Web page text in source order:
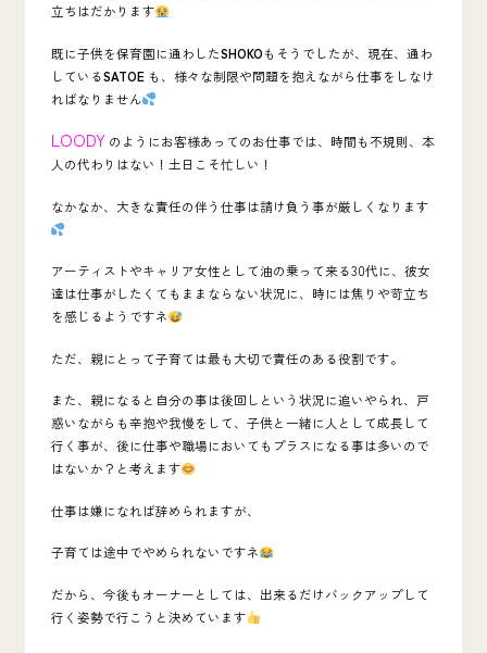
立ちはだかります
既に子供を保育園に通わしたSHOKOもそうでしたが、現在、通わ
しているSATOEも、様々な制限や問題を抱えながら仕事をしなけ
ればなりません
LOODYのようにお客様あってのお仕事では、時間も不規則、本
人の代わりはない！土日こそ忙しい！
なかなか、大きな責任の伴う仕事は請け負う事が厳しくなります
アーティストやキャリア女性として油の乗って来る30代に、彼女
達は仕事がしたくてもままならない状況に、時には焦りや苛立ち
を感じるようですネ
ただ、 親にとって子育ては最も大切で責任のある役割です。
また、親になると自分の事は後回しという状況に追いやられ、戸
惑いながらも辛抱や我慢をして、子供と一緒に人として成長して
行く事が、後に仕事や職場においてもプラスになる事は多いので
はないか？と考えます
仕事は嫌になれば辞められますが、
子育ては途中でやめられないですネ
だから、今後もオーナーとしては、出来るだけバックアップして
行く姿勢で行こうと決めています